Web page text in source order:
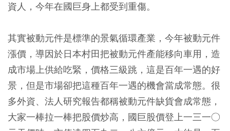
資人，今年在國巨身上都受到重傷。
其實被動元件是標準的景氣循環產業，今年被動元件
漲價，導因於日本村田把被動元件產能移向車用，造
成市場上供給吃緊，價格三級跳，這是百年一遇的好
景，但是市場卻把這種百年一遇的機會當成常態。很
多外資、法人研究報告都稱被動元件缺貨會成常態，
大家一棒拉一棒把股價炒高，國巨股價登上一三一○